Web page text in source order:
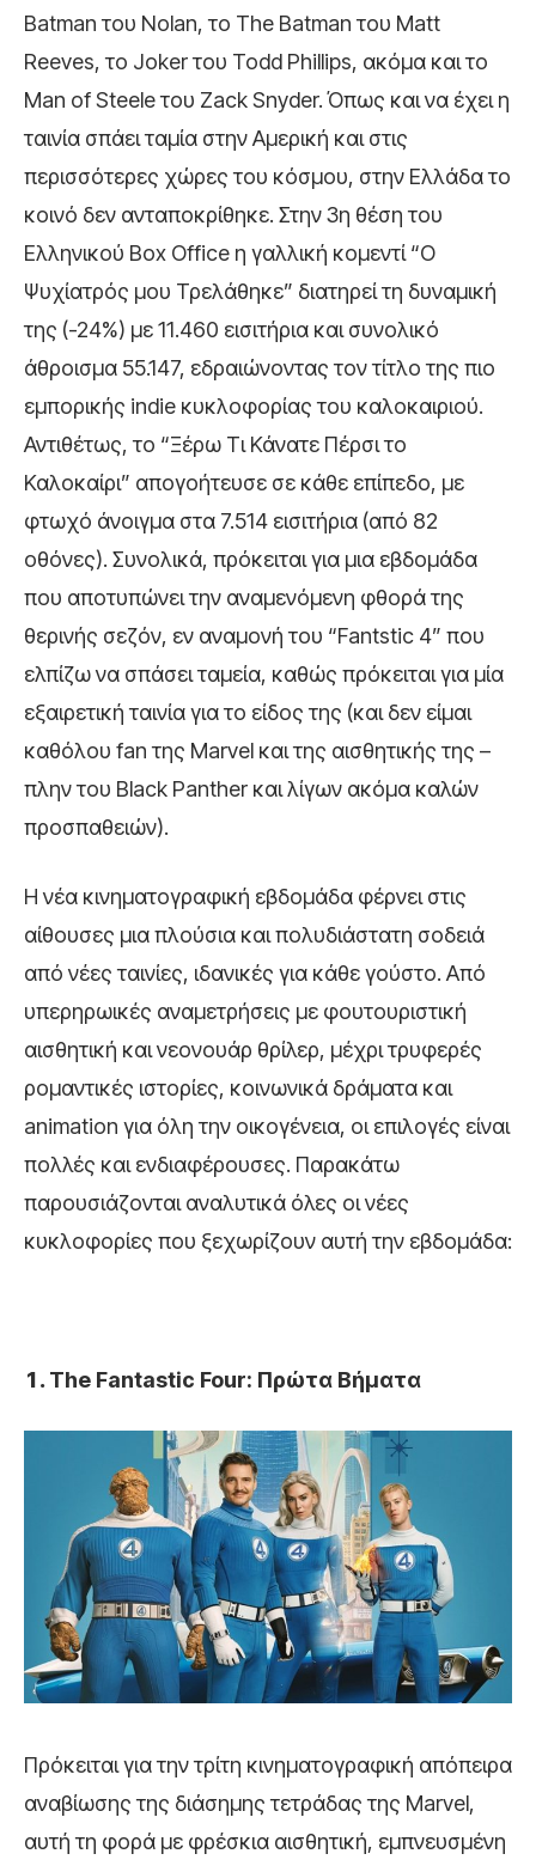
Batman του Nolan, το The Batman του Matt
Reeves, το Joker του Todd Phillips, ακόμα και το
Man of Steele του Zack Snyder. Όπως και να έχει η
ταινία σπάει ταμία στην Αμερική και στις
περισσότερες χώρες του κόσμου, στην Ελλάδα το
κοινό δεν ανταποκρίθηκε. Στην 3η θέση του
Ελληνικού Box Office η γαλλική κομεντί “Ο
Ψυχίατρός μου Τρελάθηκε” διατηρεί τη δυναμική
της (-24%) με 11.460 εισιτήρια και συνολικό
άθροισμα 55.147, εδραιώνοντας τον τίτλο της πιο
εμπορικής indie κυκλοφορίας του καλοκαιριού.
Αντιθέτως, το “Ξέρω Τι Κάνατε Πέρσι το
Καλοκαίρι” απογοήτευσε σε κάθε επίπεδο, με
φτωχό άνοιγμα στα 7.514 εισιτήρια (από 82
οθόνες). Συνολικά, πρόκειται για μια εβδομάδα
που αποτυπώνει την αναμενόμενη φθορά της
θερινής σεζόν, εν αναμονή του “Fantstic 4” που
ελπίζω να σπάσει ταμεία, καθώς πρόκειται για μία
εξαιρετική ταινία για το είδος της (και δεν είμαι
καθόλου fan της Marvel και της αισθητικής της –
πλην του Black Panther και λίγων ακόμα καλών
προσπαθειών).
Η νέα κινηματογραφική εβδομάδα φέρνει στις
αίθουσες μια πλούσια και πολυδιάστατη σοδειά
από νέες ταινίες, ιδανικές για κάθε γούστο. Από
υπερηρωικές αναμετρήσεις με φουτουριστική
αισθητική και νεονουάρ θρίλερ, μέχρι τρυφερές
ρομαντικές ιστορίες, κοινωνικά δράματα και
animation για όλη την οικογένεια, οι επιλογές είναι
πολλές και ενδιαφέρουσες. Παρακάτω
παρουσιάζονται αναλυτικά όλες οι νέες
κυκλοφορίες που ξεχωρίζουν αυτή την εβδομάδα:
The Fantastic Four: Πρώτα Βήματα
Πρόκειται για την τρίτη κινηματογραφική απόπειρα
αναβίωσης της διάσημης τετράδας της Marvel,
αυτή τη φορά με φρέσκια αισθητική, εμπνευσμένη